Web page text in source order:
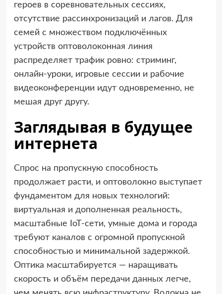
героев в соревновательных сессиях,
отсутствие рассинхронизаций и лагов. Для
семей с множеством подключённых
устройств оптоволоконная линия
распределяет трафик ровно: стриминг,
онлайн-уроки, игровые сессии и рабочие
видеоконференции идут одновременно, не
мешая друг другу.
Заглядывая в будущее
интернета
Спрос на пропускную способность
продолжает расти, и оптоволокно выступает
фундаментом для новых технологий:
виртуальная и дополненная реальность,
масштабные IoT‑сети, умные дома и города
требуют каналов с огромной пропускной
способностью и минимальной задержкой.
Оптика масштабируется — наращивать
скорость и объём передачи данных легче,